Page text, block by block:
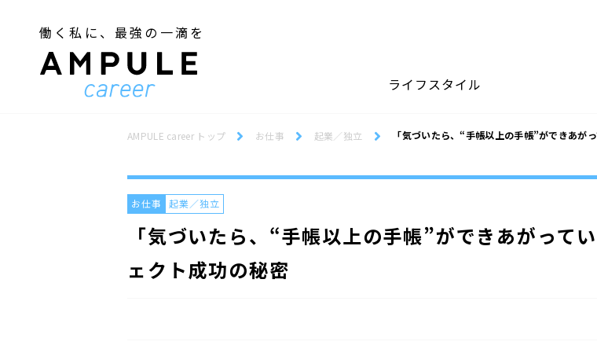
働く私に、最強の一滴を
ライフスタイル
AMPULE career トップ お仕事 起業／独立 「気づいたら、“手帳以上の手帳”ができあが
「気づいたら、“手帳以上の手帳”ができあがって
ェクト成功の秘密
お仕事 起業／独立